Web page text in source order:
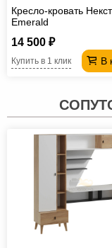
Кресло-кровать
Emerald
14 500 ₽
В
Купить в 1 клик